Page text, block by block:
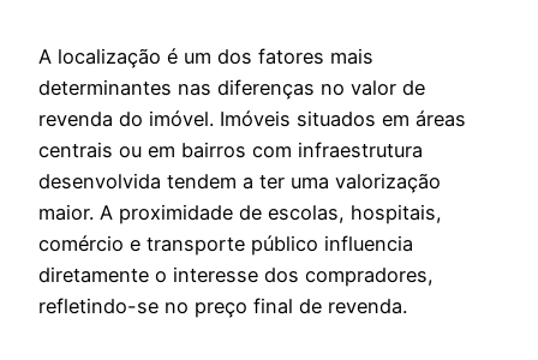
A localização é um dos fatores mais
determinantes nas diferenças no valor de
revenda do imóvel. Imóveis situados em áreas
centrais ou em bairros com infraestrutura
desenvolvida tendem a ter uma valorização
maior. A proximidade de escolas, hospitais,
comércio e transporte público influencia
diretamente o interesse dos compradores,
refletindo-se no preço final de revenda.